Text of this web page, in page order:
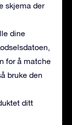
skjema der
dine
for å matche
bruke den
ditt